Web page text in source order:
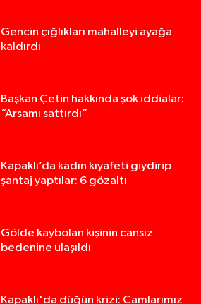
Gencin çığlıkları mahalleyi ayağa
kaldırdı
Başkan Çetin hakkında şok iddialar:
“Arsamı sattırdı”
Kapaklı’da kadın kıyafeti giydirip
şantaj yaptılar: 6 gözaltı
Gölde kaybolan kişinin cansız
bedenine ulaşıldı
Kapaklı'da düğün krizi: Camlarımız